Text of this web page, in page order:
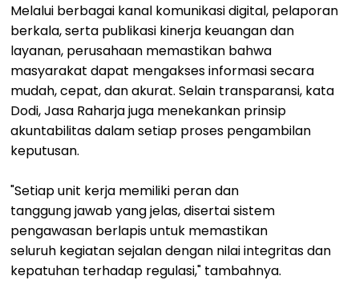
Melalui berbagai kanal komunikasi digital, pelaporan
berkala, serta publikasi kinerja keuangan dan
layanan, perusahaan memastikan bahwa
masyarakat dapat mengakses informasi secara
mudah, cepat, dan akurat. Selain transparansi, kata
Dodi, Jasa Raharja juga menekankan prinsip
akuntabilitas dalam setiap proses pengambilan
keputusan.
"Setiap unit kerja memiliki peran dan
tanggung jawab yang jelas, disertai sistem
pengawasan berlapis untuk memastikan
seluruh kegiatan sejalan dengan nilai integritas dan
kepatuhan terhadap regulasi," tambahnya.